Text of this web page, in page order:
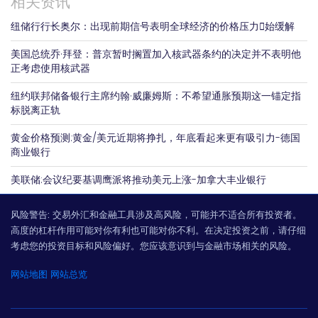
纽储行行长奥尔：出现前期信号表明全球经济的价格压力𫔭始缓解
美国总统乔·拜登：普京暂时搁置加入核武器条约的决定并不表明他
正考虑使用核武器
纽约联邦储备银行主席约翰·威廉姆斯：不希望通胀预期这一锚定指
标脱离正轨
黄金价格预测:黄金/美元近期将挣扎，年底看起来更有吸引力-德国
商业银行
美联储:会议纪要基调鹰派将推动美元上涨-加拿大丰业银行
风险警告: 交易外汇和金融工具涉及高风险，可能并不适合所有投资者。
高度的杠杆作用可能对你有利也可能对你不利。在决定投资之前，请仔细
考虑您的投资目标和风险偏好。您应该意识到与金融市场相关的风险。
网站地图 网站总览